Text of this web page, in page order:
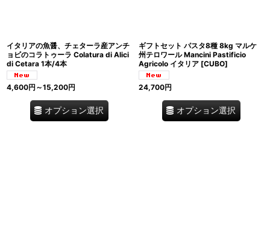
イタリアの魚醤、チェターラ産アンチ
ョビのコラトゥーラ Colatura di Alici
di Cetara 1本/4本
4,600円 ～15,200円
オプション選択
ギフトセット パスタ8種 8kg マルケ
州テロワール Mancini Pastificio
Agricolo イタリア [CUBO]
24,700円
オプション選択